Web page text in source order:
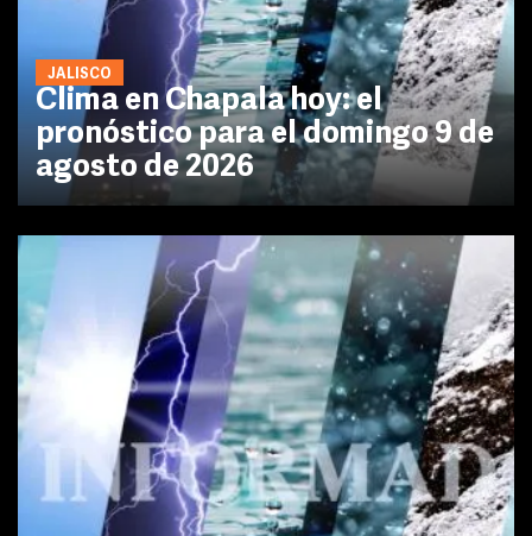
JALISCO
Clima en Chapala hoy: el
pronóstico para el domingo 9 de
agosto de 2026